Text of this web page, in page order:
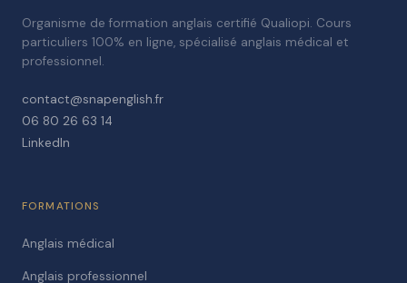
Organisme de formation anglais certifié Qualiopi. Cours
particuliers 100% en ligne, spécialisé anglais médical et
professionnel.
contact@snapenglish.fr
06 80 26 63 14
LinkedIn
FORMATIONS
Anglais médical
Anglais professionnel